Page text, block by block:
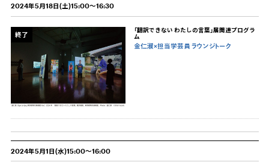
2024年5月18日(土)15:00～16:30
終了
「翻訳できない わたしの言葉」展関連プログラ
ム
金仁淑×担当学芸員 ラウンジトーク
2024年5月1日(水)15:00～16:00